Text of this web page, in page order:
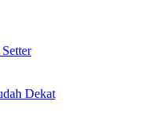
Dekat